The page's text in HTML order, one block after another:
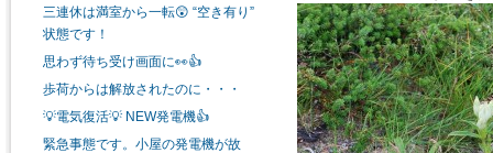
三連休は満室から一転😲 “空き有り”
状態です！
思わず待ち受け画面に👀👍
歩荷からは解放されたのに・・・
💡電気復活💡 NEW発電機👍
緊急事態です。小屋の発電機が故